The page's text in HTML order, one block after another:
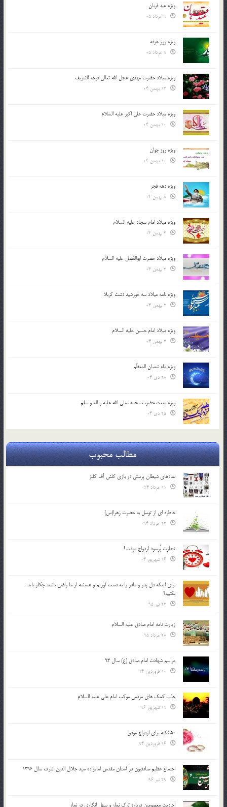
ویژه عید قربان
ویژه روز عرفه
ویژه میلاد حضرت مهدی عجل الله تعالی فرجه الشريف
ویژه میلاد حضرت علی اکبر علیه السلام
ویژه روز جوان
ویژه دهه فجر
ویژه میلاد امام سجاد علیه السلام
ویژه میلاد حضرت ابوالفضل علیه السلام
ویژه نامه میلاد سه خورشید دشت کربلا
ویژه میلاد امام حسین علیه السلام
ویژه ماه شعبان المعظّم
ویژه مبعث حضرت محمد صلی الله علیه و اله و سلم
مطالب محبوب
نمادهای شیطان پرستی در بازی کلش آف کلنز
خاطره ای از توسل به حضرت زهرا(س)
تجارت پُرسود ازدواج موقت !
براي اينكه دل پدر و مادر را به دست آوريم و هميشه از ما راضي باشند چكار بايد
بكنيم؟
زیارت نامه امام صادق علیه السلام
مراسم شهادت امام صادق (ع) سال 93
جذب کمک های مردمی موکب امام علی علیه السلام
50 نکته برای ازدواج موفق
اجتماع عظیم صادقیون در آستان مقدس امامزاده سید جلال الدین اشرف سال 1396
احادیث معصومین درباره ترک نماز و سهل انگاری در نماز